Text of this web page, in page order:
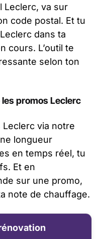
Leclerc, va sur
code postal. Et tu
dans ta
cours. L’outil te
selon ton
promos Leclerc
via notre
longueur
en temps réel, tu
Et en
sur une promo,
note de chauffage.